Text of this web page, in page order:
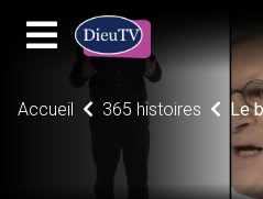
Accueil 365 histoires Le